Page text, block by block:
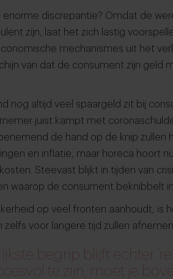
discrepantie? Omdat de
zijn, laat het zich lastig
mechanismes uit het
van dat de consument zijn geld
nog altijd veel spaargeld zit bij
juist kampt met
de hand op de knip zullen
en inflatie, maar horeca hoort
Steevast blijkt in tijden van
waarop de consument beknibbelt
op veel fronten aanhoudt, is
voor langere tijd zullen afnemen.
begrip blijft echter
te zijn, moet je